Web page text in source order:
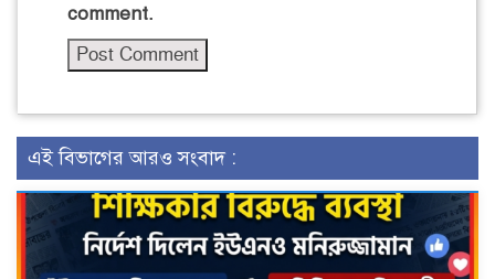
comment.
এই বিভাগের আরও সংবাদ :